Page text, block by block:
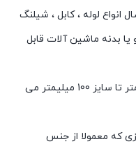
جهت اتصال انواع لوله ، کابل ، شیلنگ
بدنه ماشین آلات قابل
گستره تولید بست فلزی از سایز 6 میلیمتر تا سایز 100 میلیمتر می
که معمولا از جنس